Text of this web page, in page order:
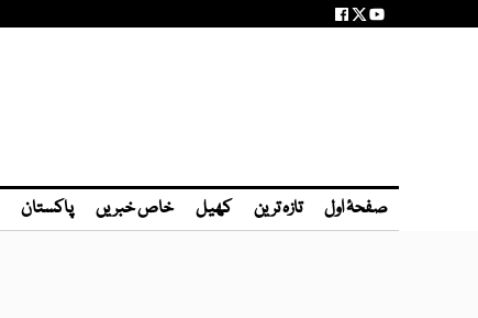
صفحۂ اول تازہ ترین کھیل خاص خبریں پاکستان